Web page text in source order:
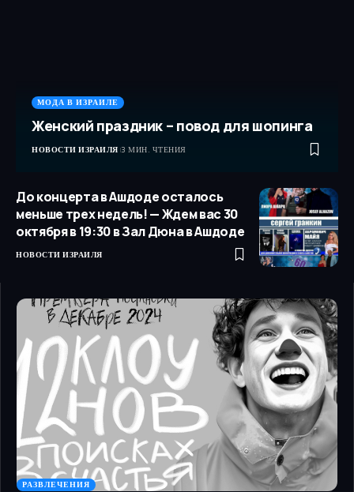
МОДА В ИЗРАИЛЕ
Женский праздник – повод для шопинга
НОВОСТИ ИЗРАИЛЯ 3 МИН. ЧТЕНИЯ
До концерта в Ашдоде осталось
меньше трех недель! — Ждем вас 30
октября в 19:30 в Зал Дюна в Ашдоде
НОВОСТИ ИЗРАИЛЯ
РАЗВЛЕЧЕНИЯ